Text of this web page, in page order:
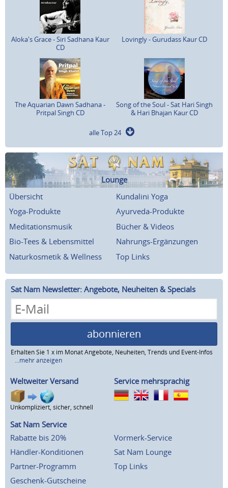
Aloka's Grace - Siri Sadhana Kaur
CD
Lovingly - Gurudass Kaur CD
The Aquarian Dawn Sadhana -
Pritpal Singh CD
Song of the Soul - Sat Hari Singh
& Hari Bhajan Kaur CD
alle Top 24
Lounge
Übersicht
Kundalini Yoga
Yoga-Produkte
Ayurveda-Produkte
Meditationsmusik
Bücher & Videos
Bio-Tees & Lebensmittel
Nahrungs-Ergänzungen
Naturkosmetik & Wellness
Top Links
Sat Nam Newsletter: Angebote, Neuheiten & Specials
abonnieren
Erhalten Sie 1 x im Monat Angebote, Neuheiten, Trends und Event-Infos
...mehr anzeigen
Weltweiter Versand
Unkompliziert, sicher, schnell
Service mehrsprachig
Sat Nam Service
Rabatte bis 20%
Händler-Konditionen
Partner-Programm
Geschenk-Gutscheine
Vormerk-Service
Sat Nam Lounge
Top Links